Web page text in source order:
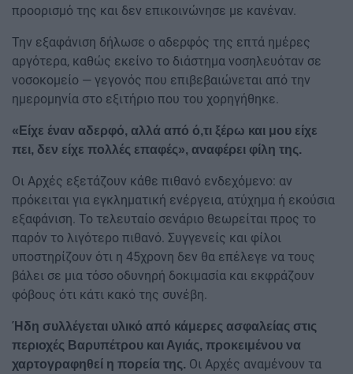
προορισμό της και δεν επικοινώνησε με κανέναν.
Την εξαφάνιση δήλωσε ο αδερφός της επτά ημέρες
αργότερα, καθώς εκείνο το διάστημα νοσηλευόταν σε
νοσοκομείο — γεγονός που επιβεβαιώνεται από την
ημερομηνία στο εξιτήριο που του χορηγήθηκε.
«Είχε έναν αδερφό, αλλά από ό,τι ξέρω και μου είχε
πει, δεν είχε πολλές επαφές», αναφέρει φίλη της.
Οι Αρχές εξετάζουν κάθε πιθανό ενδεχόμενο: αν
πρόκειται για εγκληματική ενέργεια, ατύχημα ή εκούσια
εξαφάνιση. Το τελευταίο σενάριο θεωρείται προς το
παρόν το λιγότερο πιθανό. Συγγενείς και φίλοι
υποστηρίζουν ότι η 45χρονη δεν θα επέλεγε να τους
βάλει σε μια τόσο οδυνηρή δοκιμασία και εκφράζουν
φόβους ότι κάτι κακό της συνέβη.
Ήδη συλλέγεται υλικό από κάμερες ασφαλείας στις
περιοχές Βαρυπέτρου και Αγιάς, προκειμένου να
χαρτογραφηθεί η πορεία της. Οι Αρχές αναμένουν τα